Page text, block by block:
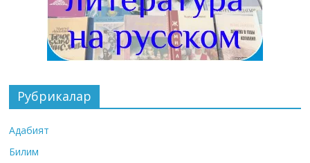
Рубрикалар
Адабият
Билим